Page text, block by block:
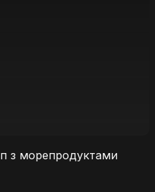
з морепродуктами